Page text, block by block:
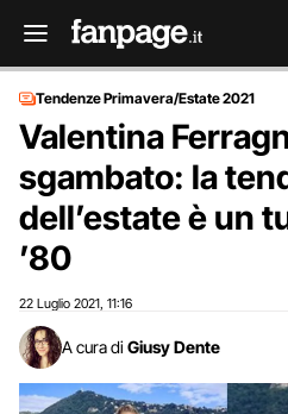
Tendenze Primavera/Estate 2021
Valentina
sgambato: la
dell’estate è un
’80
22 Luglio 2021 11:16
A cura di Giusy Dente